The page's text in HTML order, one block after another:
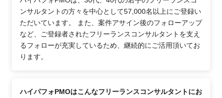
ンサルタントの方々を中心として57,000名以上にご登録い
ただいています。 また、案件アサイン後のフォローアップ
など、ご登録者されたフリーランスコンサルタントを支え
るフォローが充実しているため、継続的にご活用頂いてお
ります。
ハイパフォPMOはこんなフリーランスコンサルタントにお